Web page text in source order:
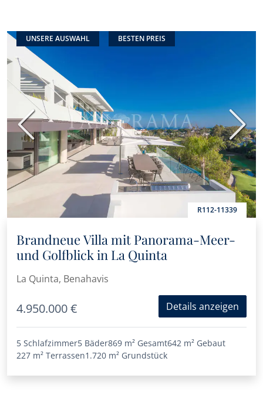
UNSERE AUSWAHL BESTEN PREIS
R112-11339
Vorherige
Brandneue Villa mit Panorama-Meer-
und Golfblick in La Quinta
La Quinta, Benahavis
4.950.000 € Details anzeigen
5 Schlafzimmer5 Bäder869 m² Gesamt642 m² Gebaut
227 m² Terrassen1.720 m² Grundstück